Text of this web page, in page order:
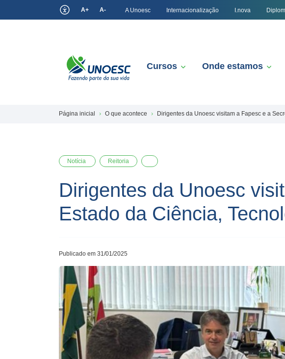
A+ A- A Unoesc Internacionalização I.nova
Cursos Onde estamos
Página inicial O que acontece Dirigentes da Unoesc visitam a Fapesc e a
Notícia Reitoria
Dirigentes da Unoesc
Estado da Ciência,
Publicado em 31/01/2025